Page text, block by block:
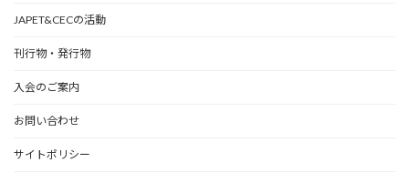
JAPET&CECの活動
刊行物・発行物
入会のご案内
お問い合わせ
サイトポリシー